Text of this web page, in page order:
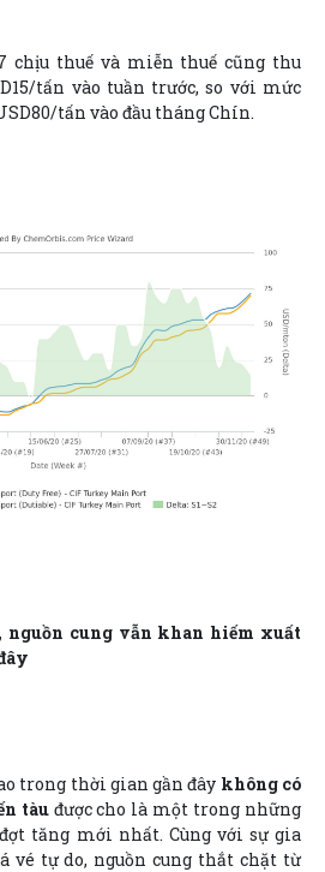
chịu thuế và miễn thuế cũng thu
tấn vào tuần trước, so với mức
tấn vào đầu tháng Chín.
nguồn cung vẫn khan hiếm xuất
trong thời gian gần đây không có
tàu được cho là một trong những
tăng mới nhất. Cùng với sự gia
vé tự do, nguồn cung thắt chặt từ